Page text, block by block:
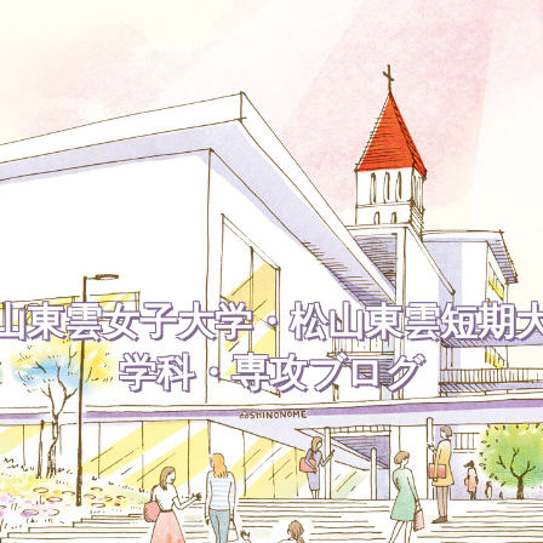
東雲女子大学・松山東雲短期
学科・専攻ブログ